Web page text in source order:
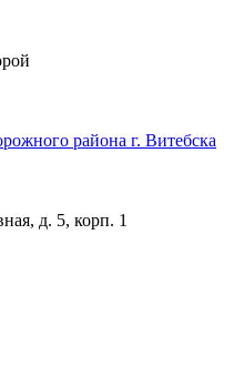
района г. Витебска
д. 5, корп. 1